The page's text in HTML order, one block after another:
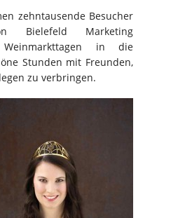
zehntausende Besucher
Marketing
Weinmarkttagen in die
Stunden mit Freunden,
zu verbringen.